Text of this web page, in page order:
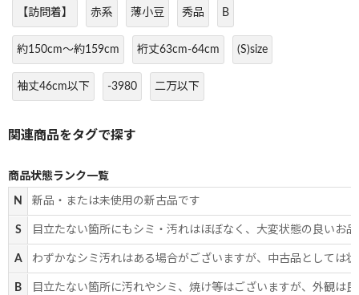
【訪問着】 赤系 薄小豆 秀品 B
約150cm～約159cm 裄丈63cm-64cm (S)size
袖丈46cm以下 -3980 二万以下
商品状態ランク一覧
N 新品・または未使用の新古品です
S 目立たない箇所にもシミ・汚れはほぼなく、大変状態の良いお
A わずかなシミ汚れはある場合がございますが、中古品としては
B 目立たない箇所に汚れやシミ、焼け等はございますが、外観は